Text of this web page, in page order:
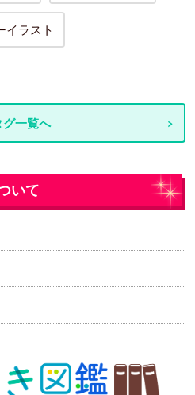
イラスト
グ一覧へ
いて